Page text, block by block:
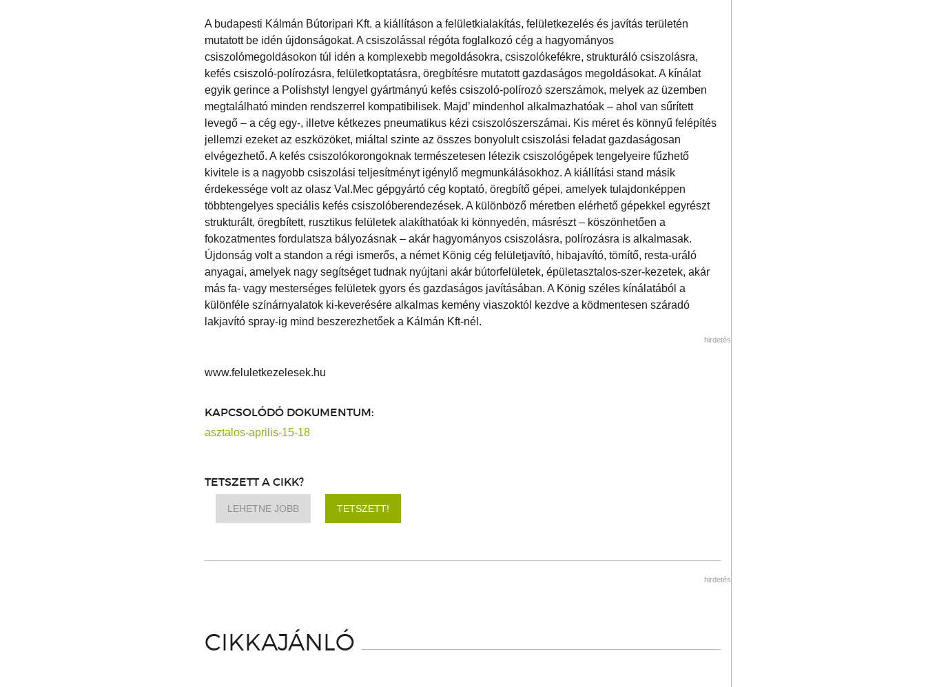
A budapesti Kálmán Bútoripari Kft. a kiállításon a felületkialakítás, felületkezelés és javítás területén
mutatott be idén újdonságokat. A csiszolással régóta foglalkozó cég a hagyományos
csiszolómegoldásokon túl idén a komplexebb megoldásokra, csiszolókefékre, strukturáló csiszolásra,
kefés csiszoló-polírozásra, felületkoptatásra, öregbítésre mutatott gazdaságos megoldásokat. A kínálat
egyik gerince a Polishstyl lengyel gyártmányú kefés csiszoló-polírozó szerszámok, melyek az üzemben
megtalálható minden rendszerrel kompatibilisek. Majd’ mindenhol alkalmazhatóak – ahol van sűrített
levegő – a cég egy-, illetve kétkezes pneumatikus kézi csiszolószerszámai. Kis méret és könnyű felépítés
jellemzi ezeket az eszközöket, miáltal szinte az összes bonyolult csiszolási feladat gazdaságosan
elvégezhető. A kefés csiszolókorongoknak természetesen létezik csiszológépek tengelyeire fűzhető
kivitele is a nagyobb csiszolási teljesítményt igénylő megmunkálásokhoz. A kiállítási stand másik
érdekessége volt az olasz Val.Mec gépgyártó cég koptató, öregbítő gépei, amelyek tulajdonképpen
többtengelyes speciális kefés csiszolóberendezések. A különböző méretben elérhető gépekkel egyrészt
strukturált, öregbített, rusztikus felületek alakíthatóak ki könnyedén, másrészt – köszönhetően a
fokozatmentes fordulatsza bályozásnak – akár hagyományos csiszolásra, polírozásra is alkalmasak.
Újdonság volt a standon a régi ismerős, a német König cég felületjavító, hibajavító, tömítő, resta-uráló
anyagai, amelyek nagy segítséget tudnak nyújtani akár bútorfelületek, épületasztalos-szer-kezetek, akár
más fa- vagy mesterséges felületek gyors és gazdaságos javításában. A König széles kínálatából a
különféle színárnyalatok ki-keverésére alkalmas kemény viaszoktól kezdve a ködmentesen száradó
lakjavító spray-ig mind beszerezhetőek a Kálmán Kft-nél.
hirdetés
www.feluletkezelesek.hu
KAPCSOLÓDÓ DOKUMENTUM:
asztalos-aprilis-15-18
TETSZETT A CIKK?
LEHETNE JOBB TETSZETT!
hirdetés
CIKKAJÁNLÓ